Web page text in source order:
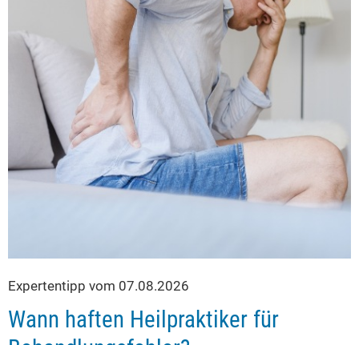
Expertentipp vom 07.08.2026
Wann haften Heilpraktiker für